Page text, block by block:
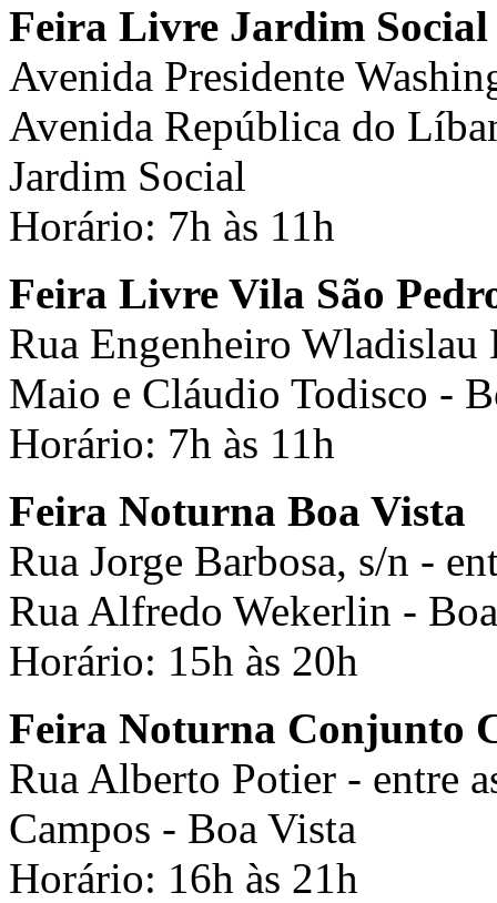
Feira Livre Jardim Social
Avenida Presidente
Avenida República do
Jardim Social
Horário: 7h às 11h
Feira Livre Vila São
Rua Engenheiro Wladislau
Maio e Cláudio Todisco -
Horário: 7h às 11h
Feira Noturna Boa Vista
Rua Jorge Barbosa, s/n -
Rua Alfredo Wekerlin -
Horário: 15h às 20h
Feira Noturna Conjunto
Rua Alberto Potier - entre
Campos - Boa Vista
Horário: 16h às 21h